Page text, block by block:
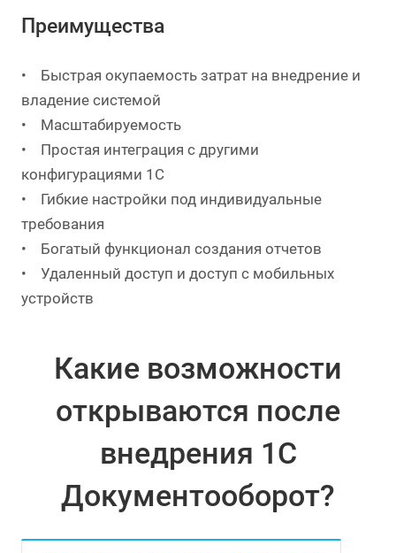
Преимущества
• Быстрая окупаемость затрат на внедрение и
владение системой
• Масштабируемость
• Простая интеграция с другими
конфигурациями 1С
• Гибкие настройки под индивидуальные
требования
• Богатый функционал создания отчетов
• Удаленный доступ и доступ с мобильных
устройств
Какие возможности
открываются после
внедрения 1С
Документооборот?